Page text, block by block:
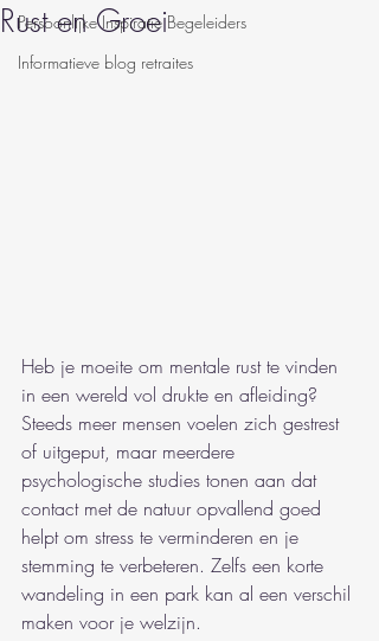
Persoonlijke Inspiratie Begeleiders
Informatieve blog retraites
Rust en Groei
Heb je moeite om mentale rust te vinden
in een wereld vol drukte en afleiding?
Steeds meer mensen voelen zich gestrest
of uitgeput, maar meerdere
psychologische studies tonen aan dat
contact met de natuur opvallend goed
helpt om stress te verminderen en je
stemming te verbeteren. Zelfs een korte
wandeling in een park kan al een verschil
maken voor je welzijn.